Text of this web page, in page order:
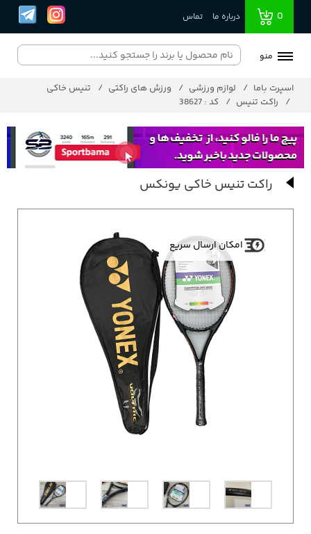
0 درباره ما تماس
منو
اسپرت باما لوازم ورزشی ورزش های راکتی
تنیس خاکی
راکت تنیس
کد : 38627
راکت تنیس خاکی یونکس
امکان ارسال سریع